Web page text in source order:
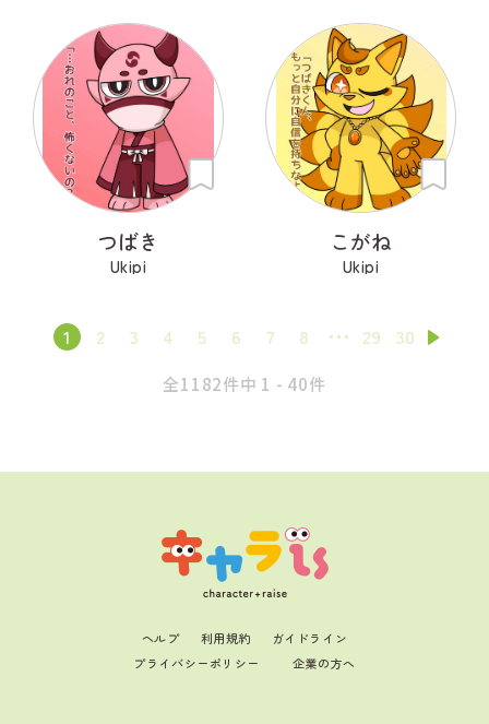
つばき
Ukipi
こがね
Ukipi
1 2 3 4 5 6 7 8 29 30
全1182件中 1 - 40件
ヘルプ 利用規約
ガイドライン
プライバシーポリシー
企業の方へ